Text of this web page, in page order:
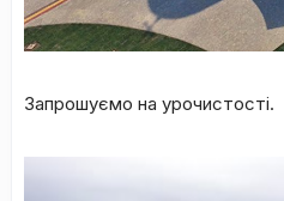
Запрошуємо на урочистості.